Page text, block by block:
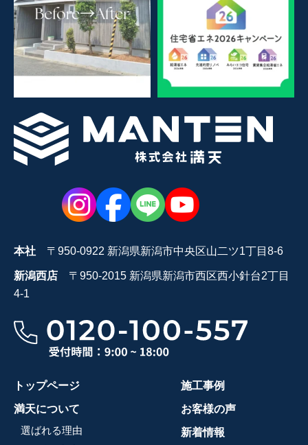
本社 〒950-0922 新潟県新潟市中央区山二ツ1丁目8-6
新潟西店 〒950-2015 新潟県新潟市西区西小針台2丁目
4-1
トップページ
満天について
選ばれる理由
施工事例
お客様の声
新着情報